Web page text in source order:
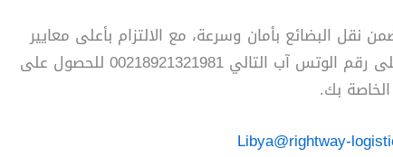
البضائع بأمان وسرعة، مع الالتزام بأعلى معايير
الجودة. يمكنك التواصل معنا مباشرة على رقم الوتس آب التالي 00218921321981 للحصول على
بك.
Libya@rightway-